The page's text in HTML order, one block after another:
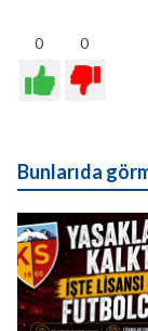
0 0
Bunlarıda